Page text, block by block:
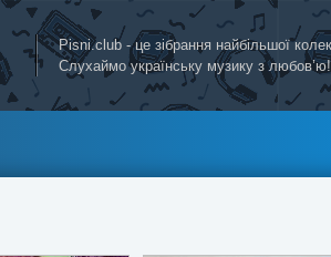
Pisni.club - це зібрання найбільшої
Слухаймо українську музику з любов’ю!